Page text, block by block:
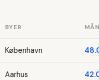
BYER
København
Aarhus